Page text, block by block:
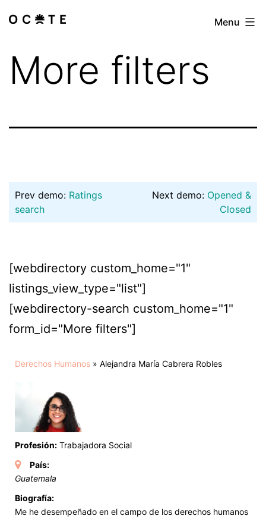
toLas
Menu
More filters
Prev demo: Ratings
search
Next demo: Opened &
Closed
[webdirectory custom_home="1"
listings_view_type="list"]
[webdirectory-search custom_home="1"
form_id="More filters"]
Derechos Humanos » Alejandra María Cabrera Robles
Profesión: Trabajadora Social
País:
Guatemala
Biografía:
Me he desempeñado en el campo de los derechos humanos